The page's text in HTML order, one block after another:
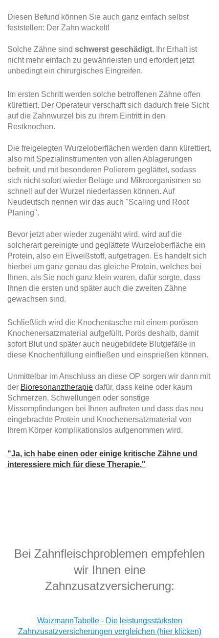
Diesen Befund können Sie auch ganz einfach selbst
feststellen: Der Zahn wackelt!
Solche Zähne sind schwerst geschädigt. Ihr Erhalt ist
nicht mehr einfach zu gewährleisten und erfordert jetzt
unbedingt ein chirurgisches Eingreifen.
Im ersten Schritt werden solche betroffenen Zähne offen
kürettiert. Der Operateur verschafft sich dadurch freie Sicht
auf die Zahnwurzel bis zu ihrem Eintritt in den
Restknochen.
Die freigelegten Wurzeloberflächen werden dann kürettiert,
also mit Spezialinstrumenten von allen Ablagerungen
befreit, und mit besonderen Polierern geglättet, sodass
sich nicht sofort wieder Beläge und Mikroorganismen so
schnell auf der Wurzel niederlassen können. Auf
Neudeutsch nennen wir das auch "Scaling und Root
Planing".
Bevor jetzt aber wieder zugenäht wird, wird auf die
solcherart gereinigte und geglättete Wurzeloberfläche ein
Protein, also ein Eiweißstoff, aufgetragen. Es handelt sich
hierbei um ganz genau das gleiche Protein, welches bei
Ihnen, als Sie noch ganz klein waren, dafür sorgte, dass
Ihnen die ersten und später auch die zweiten Zähne
gewachsen sind.
Schließlich wird die Knochentasche mit einem porösen
Knochenersatzmaterial aufgefüllt. Porös deshalb, damit
sofort Blut und später auch neugebildete Blutgefäße in
diese Knochenfüllung einfließen und einsprießen können.
Unmittelbar im Anschluss an diese OP sorgen wir dann mit
der Bioresonanztherapie dafür, dass keine oder kaum
Schmerzen, Schwellungen oder sonstige
Missempfindungen bei Ihnen auftreten und dass das neu
eingebrachte Protein und Knochenersatzmaterial von
Ihrem Körper komplikationslos aufgenommen wird.
"Ja, ich habe einen oder einige kritische Zähne und
interessiere mich für diese Therapie."
Bei Zahnfleischproblemen empfehlen
wir Ihnen eine
Zahnzusatzversicherung:
WaizmannTabelle - Die leistungsstärksten
Zahnzusatzversicherungen vergleichen (hier klicken)